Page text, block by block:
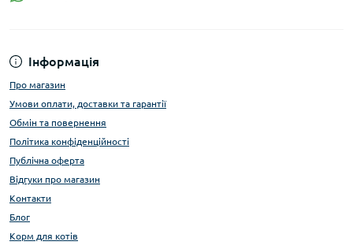
Інформація
Про магазин
Умови оплати, доставки та гарантії
Обмін та повернення
Політика конфіденційності
Публічна оферта
Відгуки про магазин
Контакти
Блог
Корм для котів